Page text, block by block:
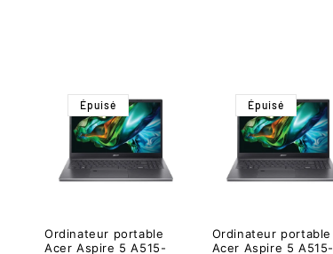
Épuisé
Ordinateur portable
Acer Aspire 5 A515-
Épuisé
Ordinateur portable
Acer Aspire 5 A515-